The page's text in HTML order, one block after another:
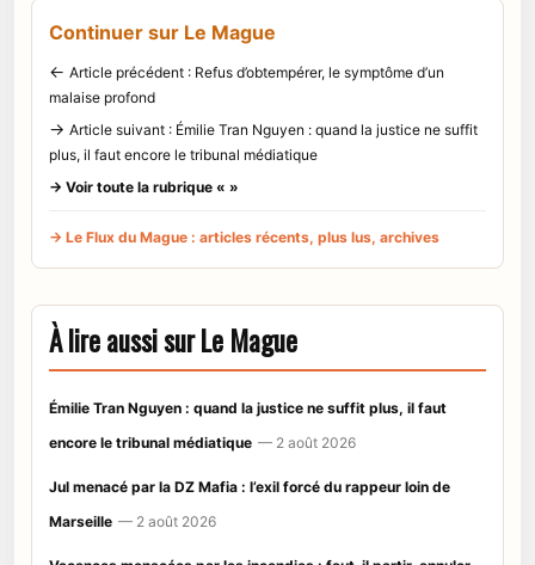
Continuer sur Le Mague
← Article précédent : Refus d’obtempérer, le symptôme d’un
malaise profond
→ Article suivant : Émilie Tran Nguyen : quand la justice ne suffit
plus, il faut encore le tribunal médiatique
→ Voir toute la rubrique « »
→ Le Flux du Mague : articles récents, plus lus, archives
À lire aussi sur Le Mague
Émilie Tran Nguyen : quand la justice ne suffit plus, il faut
encore le tribunal médiatique — 2 août 2026
Jul menacé par la DZ Mafia : l’exil forcé du rappeur loin de
Marseille — 2 août 2026